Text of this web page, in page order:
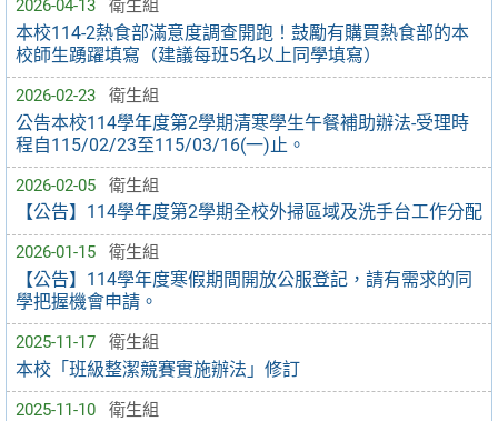
2026-04-13 衛生組
本校114-2熱食部滿意度調查開跑！鼓勵有購買熱食部的本
校師生踴躍填寫（建議每班5名以上同學填寫）
2026-02-23 衛生組
公告本校114學年度第2學期清寒學生午餐補助辦法-受理時
程自115/02/23至115/03/16(一)止。
2026-02-05 衛生組
【公告】114學年度第2學期全校外掃區域及洗手台工作分配
2026-01-15 衛生組
【公告】114學年度寒假期間開放公服登記，請有需求的同
學把握機會申請。
2025-11-17 衛生組
本校「班級整潔競賽實施辦法」修訂
2025-11-10 衛生組